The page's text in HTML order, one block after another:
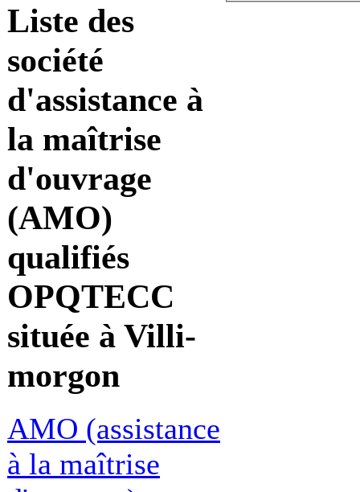
Liste des
société
d'assistance à
la maîtrise
d'ouvrage
(AMO)
qualifiés
OPQTECC
située à Villi-
morgon
AMO (assistance
à la maîtrise